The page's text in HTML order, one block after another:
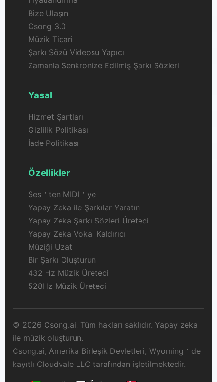
Bize Ulaşın
Csong 3.0
Müzik Ticari
Şarkı Sözü Videosu Yapıcı
Zamanla Senkronize Edilmiş Şarkı Sözleri
Yasal
Hizmet Şartları
Gizlilik Politikası
İade Politikası
Özellikler
Ses＇ten MIDI＇ye
Yapay Zeka ile Şarkılar Yaratın
Yapay Zeka Şarkı Sözleri Üreteci
Yapay Zeka Vokal Kaldırıcı
Müziği Uzat
Bir Şarkı Oluşturun
432 Hz Müzik Üreteci
528Hz Müzik Üreteci
© 2026 Csong.ai. Tüm hakları saklıdır. Yapay zeka
ile müzik oluşturun.
Csong.ai, Amerika Birleşik Devletleri, Wyoming＇de
kayıtlı Cloudvale LLC tarafından işletilmektedir.